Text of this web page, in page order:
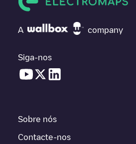
A company
Siga-nos
Sobre nós
Contacte-nos